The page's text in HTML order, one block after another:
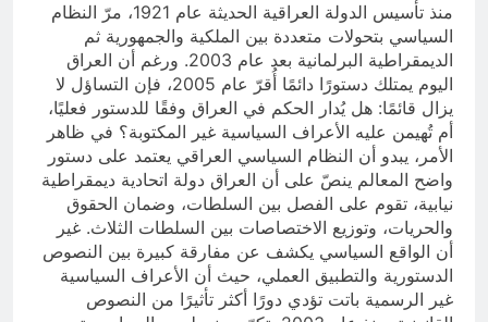
منذ تأسيس الدولة العراقية الحديثة عام 1921، مرّ النظام
السياسي بتحولات متعددة بين الملكية والجمهورية ثم
الديمقراطية البرلمانية بعد عام 2003. ورغم أن العراق
اليوم يمتلك دستورًا دائمًا أُقرّ عام 2005، فإن التساؤل لا
يزال قائمًا: هل يُدار الحكم في العراق وفقًا للدستور فعليًا،
أم تُهيمن عليه الأعراف السياسية غير المكتوبة؟ في ظاهر
الأمر، يبدو أن النظام السياسي العراقي يعتمد على دستور
واضح المعالم ينصّ على أن العراق دولة اتحادية ديمقراطية
نيابية، تقوم على الفصل بين السلطات، وضمان الحقوق
والحريات، وتوزيع الاختصاصات بين السلطات الثلاث. غير
أن الواقع السياسي يكشف عن مفارقة كبيرة بين النصوص
الدستورية والتطبيق العملي، حيث أن الأعراف السياسية
غير الرسمية باتت تؤدي دورًا أكثر تأثيرًا من النصوص